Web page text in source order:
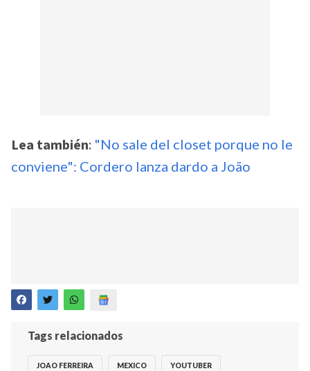
Lea también: "No sale del closet porque no le
conviene": Cordero lanza dardo a João
Tags relacionados
JOAO FERREIRA MEXICO YOUTUBER